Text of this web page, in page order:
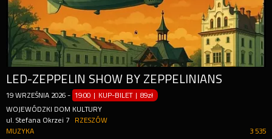
LED-ZEPPELIN SHOW BY ZEPPELINIANS
19 WRZEŚNIA 2026 - 19:00 | KUP-BILET |89zł
WOJEWÓDZKI DOM KULTURY
ul. Stefana Okrzei 7
RZESZÓW
3 535
MUZYKA